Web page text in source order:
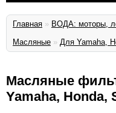
Главная » ВОДА: моторы,
Масляные » Для Yamaha,
Масляные
Yamaha, Honda,